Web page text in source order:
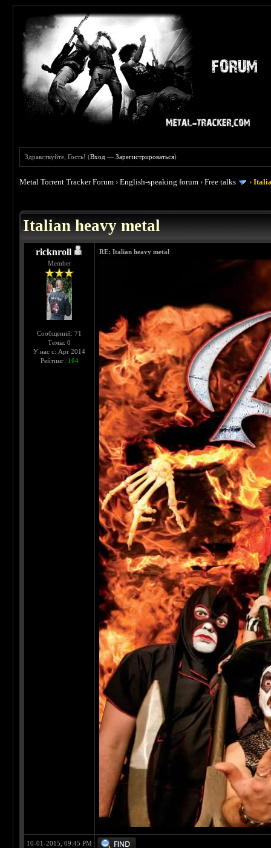
Здравствуйте, Гость! (Вход —Зарегистрироваться)
Metal Torrent Tracker Forum ›English-speaking forum ›Free talks ›
Italian heavy metal
ricknroll
Member
Сообщений: 71
Темы: 0
У нас с: Apr 2014
Рейтинг: 104
RE: Italian heavy metal
10-01-2015, 09:45 PM